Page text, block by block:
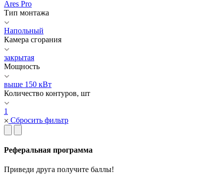
Ares Pro
Тип монтажа
Напольный
Камера сгорания
закрытая
Мощность
выше 150 кВт
Количество контуров, шт
1
Сбросить фильтр
Реферальная программа
Приведи друга получите баллы!